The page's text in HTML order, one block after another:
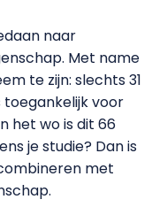
naar
Met name
te zijn: slechts 31
voor
het wo is dit 66
je studie? Dan is
met